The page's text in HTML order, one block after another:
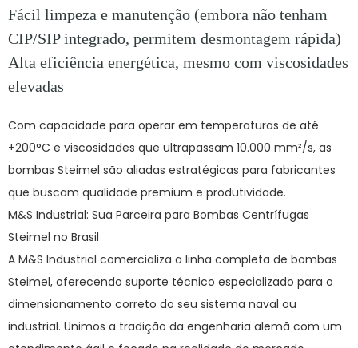
Fácil limpeza e manutenção (embora não tenham
CIP/SIP integrado, permitem desmontagem rápida)
Alta eficiência energética, mesmo com viscosidades
elevadas
Com capacidade para operar em temperaturas de até
+200°C e viscosidades que ultrapassam 10.000 mm²/s, as
bombas Steimel são aliadas estratégicas para fabricantes
que buscam qualidade premium e produtividade.
M&S Industrial: Sua Parceira para Bombas Centrífugas
Steimel no Brasil
A M&S Industrial comercializa a linha completa de bombas
Steimel, oferecendo suporte técnico especializado para o
dimensionamento correto do seu sistema naval ou
industrial. Unimos a tradição da engenharia alemã com um